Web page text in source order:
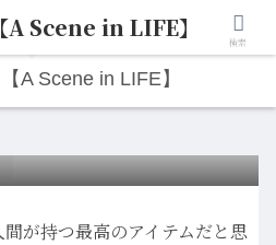
まる。映画と写真と日々のこと。
A Scene in LIFE】
が持つ最高のアイテムだと思
A Scene in LIFE】 検索